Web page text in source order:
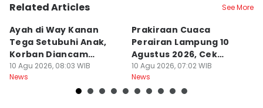
Related Articles See More
Ayah di Way Kanan
Tega Setubuhi Anak,
Korban Diancam
Dibunuh
10 Agu 2026, 08:03 WIB
News
Prakiraan Cuaca
Perairan Lampung 10
Agustus 2026, Cek
Gelombang
10 Agu 2026, 07:02 WIB
News